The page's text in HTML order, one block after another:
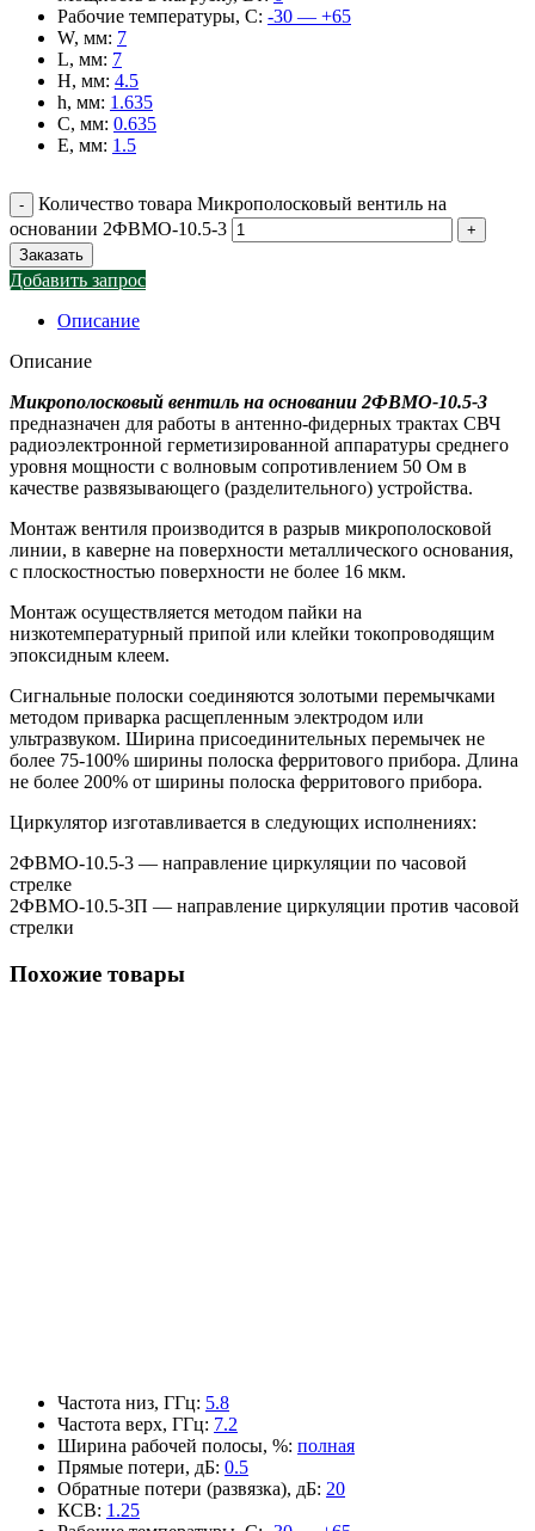
Рабочие температуры, С: -30 — +65
W, мм: 7
L, мм: 7
H, мм: 4.5
h, мм: 1.635
C, мм: 0.635
E, мм: 1.5
Количество товара Микрополосковый вентиль на
основании 2ФВМO-10.5-3
Заказать
Добавить запрос
Описание
Описание
Микрополосковый вентиль на основании 2ФВМO-10.5-3
предназначен для работы в антенно-фидерных трактах СВЧ
радиоэлектронной герметизированной аппаратуры среднего
уровня мощности с волновым сопротивлением 50 Ом в
качестве развязывающего (разделительного) устройства.
Монтаж вентиля производится в разрыв микрополосковой
линии, в каверне на поверхности металлического основания,
с плоскостностью поверхности не более 16 мкм.
Монтаж осуществляется методом пайки на
низкотемпературный припой или клейки токопроводящим
эпоксидным клеем.
Сигнальные полоски соединяются золотыми перемычками
методом приварка расщепленным электродом или
ультразвуком. Ширина присоединительных перемычек не
более 75-100% ширины полоска ферритового прибора. Длина
не более 200% от ширины полоска ферритового прибора.
Циркулятор изготавливается в следующих исполнениях:
2ФВМO-10.5-3 — направление циркуляции по часовой
стрелке
2ФВМO-10.5-3П — направление циркуляции против часовой
стрелки
Похожие товары
Частота низ, ГГц: 5.8
Частота верх, ГГц: 7.2
Ширина рабочей полосы, %: полная
Прямые потери, дБ: 0.5
Обратные потери (развязка), дБ: 20
КСВ: 1.25